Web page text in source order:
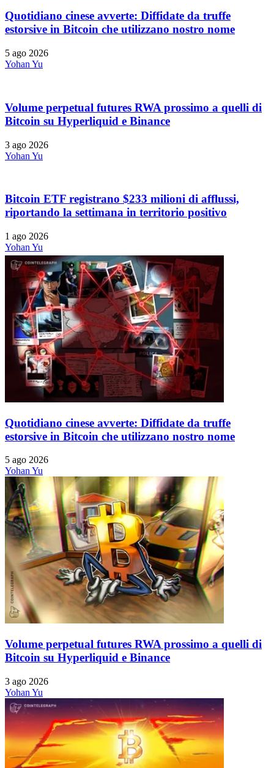
Quotidiano cinese avverte: Diffidate da truffe
estorsive in Bitcoin che utilizzano nostro nome
5 ago 2026
Yohan Yu
Volume perpetual futures RWA prossimo a quelli di
Bitcoin su Hyperliquid e Binance
3 ago 2026
Yohan Yu
Bitcoin ETF registrano $233 milioni di afflussi,
riportando la settimana in territorio positivo
1 ago 2026
Yohan Yu
Quotidiano cinese avverte: Diffidate da truffe
estorsive in Bitcoin che utilizzano nostro nome
5 ago 2026
Yohan Yu
Volume perpetual futures RWA prossimo a quelli di
Bitcoin su Hyperliquid e Binance
3 ago 2026
Yohan Yu